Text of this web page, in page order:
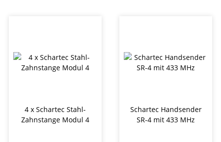
4 x Schartec Stahl-
Zahnstange Modul 4
Schartec Handsender
SR-4 mit 433 MHz